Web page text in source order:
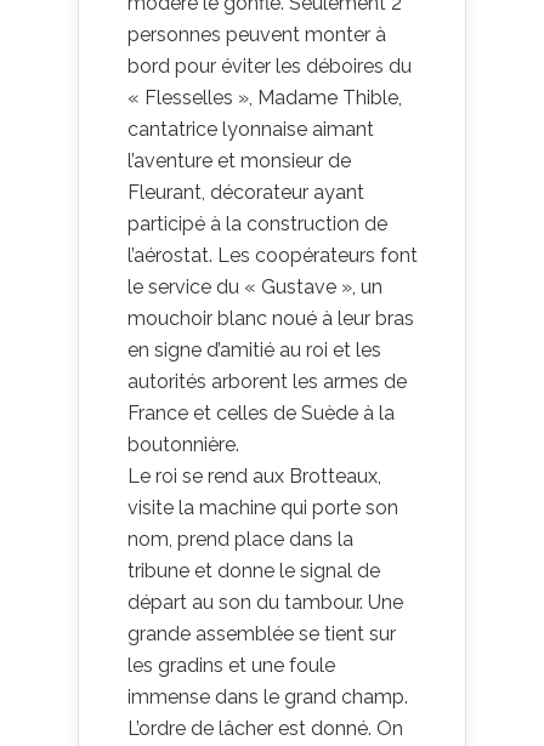
personnes peuvent monter à
bord pour éviter les déboires du
« Flesselles », Madame Thible,
cantatrice lyonnaise aimant
l’aventure et monsieur de
Fleurant, décorateur ayant
participé à la construction de
l’aérostat. Les coopérateurs font
le service du « Gustave », un
mouchoir blanc noué à leur bras
en signe d’amitié au roi et les
autorités arborent les armes de
France et celles de Suède à la
boutonnière.
Le roi se rend aux Brotteaux,
visite la machine qui porte son
nom, prend place dans la
tribune et donne le signal de
départ au son du tambour. Une
grande assemblée se tient sur
les gradins et une foule
immense dans le grand champ.
L’ordre de lâcher est donné. On